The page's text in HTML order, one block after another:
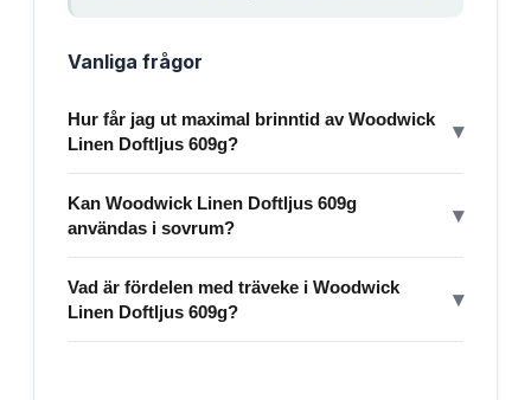
Vanliga frågor
Hur får jag ut maximal brinntid av Woodwick
Linen Doftljus 609g?
▾
Kan Woodwick Linen Doftljus 609g
användas i sovrum?
▾
Vad är fördelen med träveke i Woodwick
Linen Doftljus 609g?
▾